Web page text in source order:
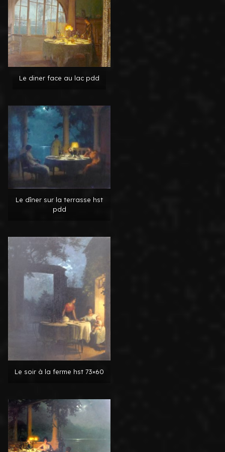
Le diner face au lac pdd
Le dîner sur la terrasse hst
pdd
Le soir à la ferme hst 73×60